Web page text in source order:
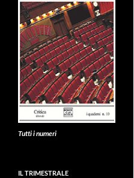
Tutti i numeri
IL TRIMESTRALE